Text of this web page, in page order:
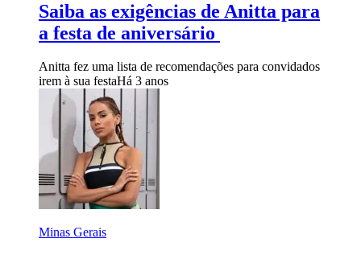
Saiba as exigências de Anitta para
a festa de aniversário
Anitta fez uma lista de recomendações para convidados
irem à sua festaHá 3 anos
Minas Gerais